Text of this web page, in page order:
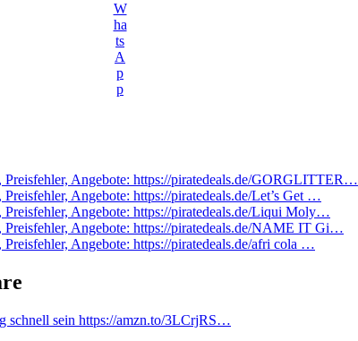
W
ha
ts
A
p
p
Preisfehler, Angebote: https://piratedeals.de/GORGLITTER…
Preisfehler, Angebote: https://piratedeals.de/Let’s Get …
Preisfehler, Angebote: https://piratedeals.de/Liqui Moly…
Preisfehler, Angebote: https://piratedeals.de/NAME IT Gi…
Preisfehler, Angebote: https://piratedeals.de/afri cola …
schnell sein https://amzn.to/3LCrjRS…